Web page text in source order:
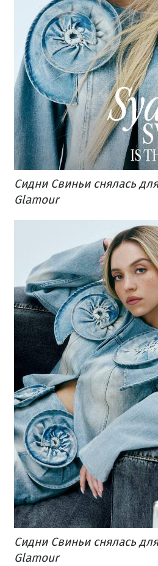
Сидни Свиньи снялась
Glamour
Сидни Свиньи снялась
Glamour